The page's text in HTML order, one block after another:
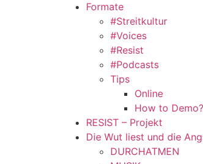
Formate
#Streitkultur
#Voices
#Resist
#Podcasts
Tips
Online
How to Demo?
RESIST – Projekt
Die Wut liest und die
DURCHATMEN